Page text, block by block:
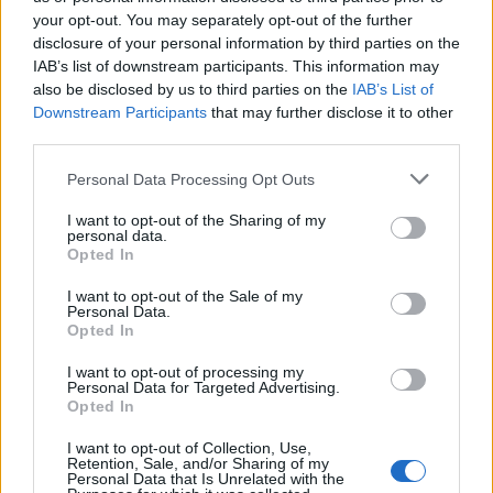
your opt-out. You may separately opt-out of the further
disclosure of your personal information by third parties on the
IAB’s list of downstream participants. This information may
also be disclosed by us to third parties on the IAB’s List of
Downstream Participants that may further disclose it to other
Personal Data Processing Opt Outs
I want to opt-out of the Sharing of my
personal data.
Opted In
I want to opt-out of the Sale of my
Personal Data.
Opted In
I want to opt-out of processing my
Personal Data for Targeted Advertising.
Opted In
I want to opt-out of Collection, Use,
Retention, Sale, and/or Sharing of my
Personal Data that Is Unrelated with the
ΔΙΑΦΗΜΙΣΗ